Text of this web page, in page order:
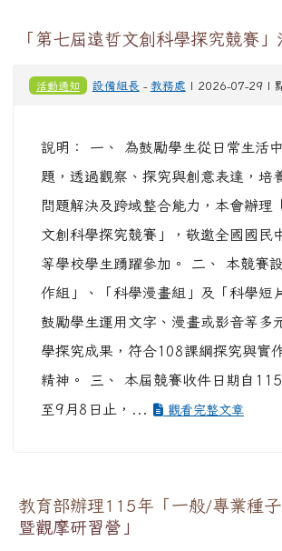
「第七屆遠哲文創科學探究競賽
活動通知 設備組長 - 教務處 | 2026-07-29 |
說明： 一、 為鼓勵學生從日常生活
題，透過觀察、探究與創意表達，培
問題解決及跨域整合能力，本會辦理
文創科學探究競賽」，敬邀全國國民
等學校學生踴躍參加。 二、 本競賽
作組」、「科學漫畫組」及「科學短
鼓勵學生運用文字、漫畫或影音等多
學探究成果，符合108課綱探究與實
精神。 三、 本屆競賽收件日期自
至9月8日止，...
觀看完整文章
教育部辦理115年「一般/專業種子
暨觀摩研習營」